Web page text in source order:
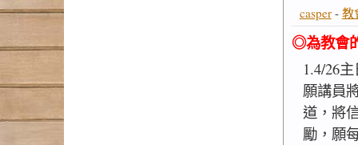
casper- 教
◎為教會
1.4/26
願講員
道，將
勵，願